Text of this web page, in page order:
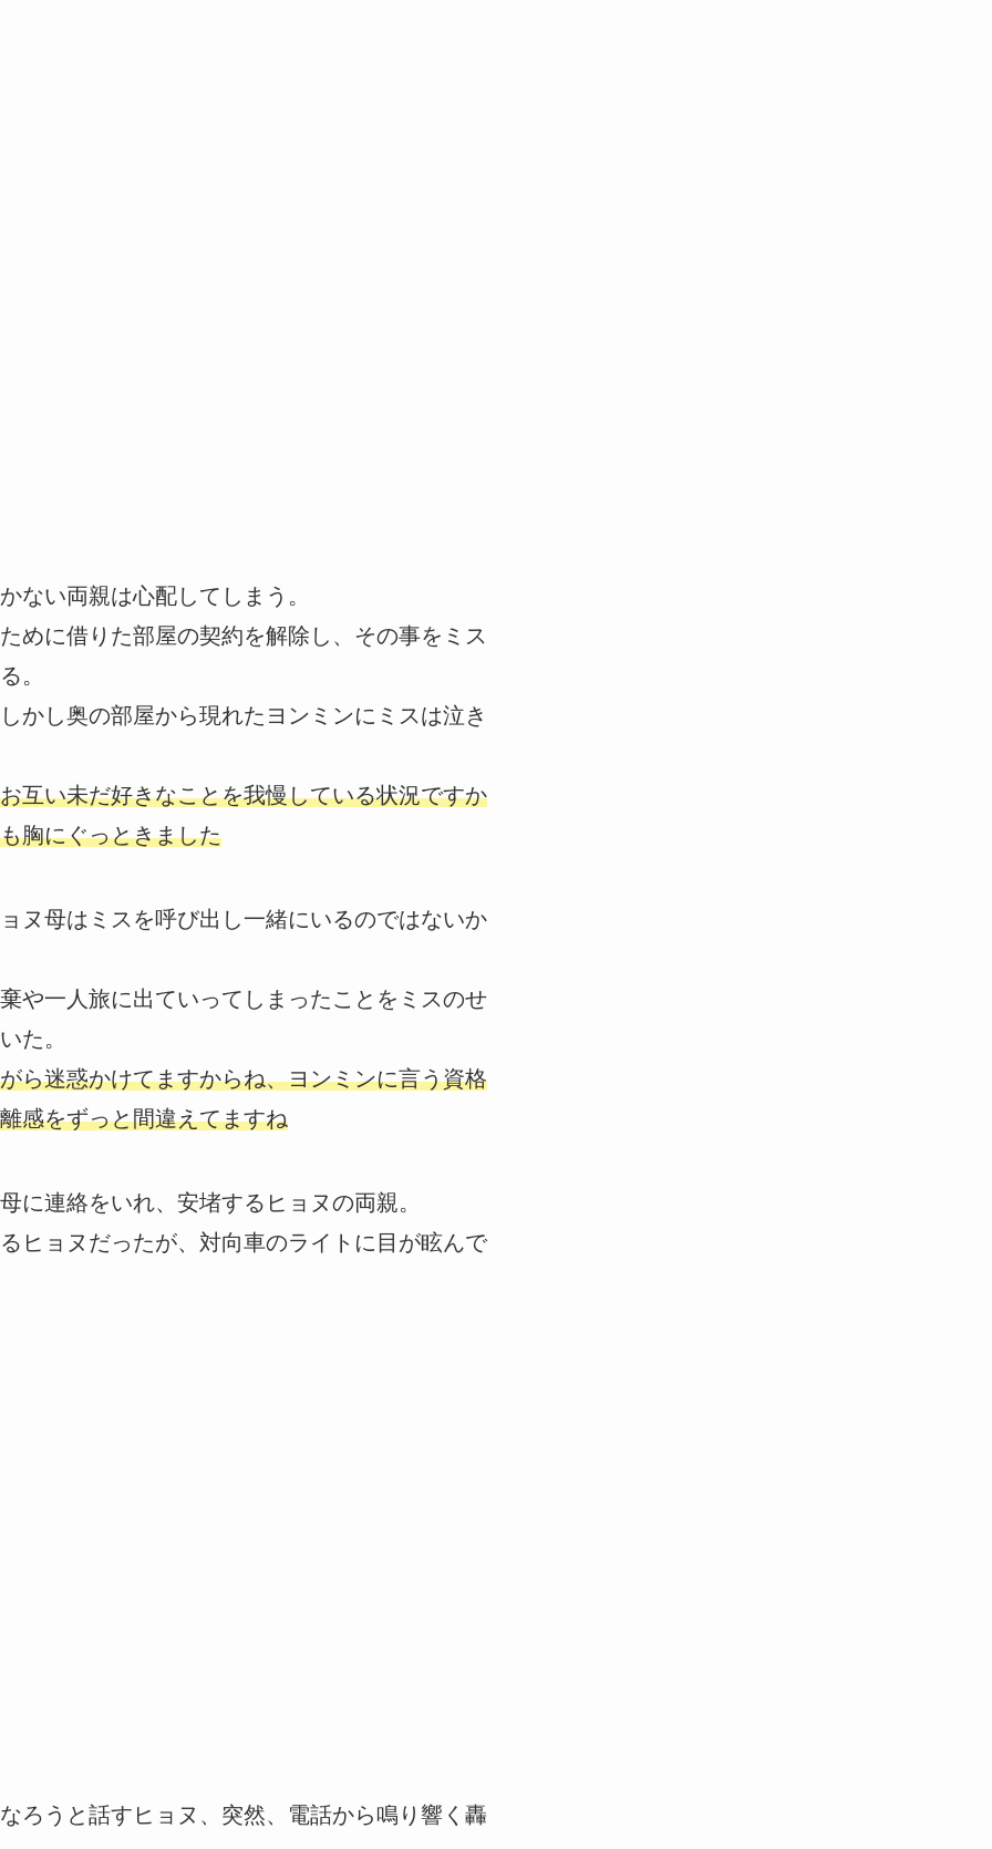
ない両親は心配してしまう。
めに借りた部屋の契約を解除し、その事をミス
。
かし奥の部屋から現れたヨンミンにミスは泣き
互い未だ好きなことを我慢している状況ですか
胸にぐっときました
ヌ母はミスを呼び出し一緒にいるのではないか
や一人旅に出ていってしまったことをミスのせ
た。
ら迷惑かけてますからね、ヨンミンに言う資格
感をずっと間違えてますね
に連絡をいれ、安堵するヒョヌの両親。
ヒョヌだったが、対向車のライトに目が眩んで
ろうと話すヒョヌ、突然、電話から鳴り響く轟